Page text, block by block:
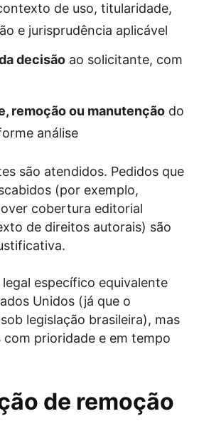
de uso, titularidade,
e jurisprudência aplicável
decisão ao solicitante, com
remoção ou manutenção do
análise
são atendidos. Pedidos que
(por exemplo,
cobertura editorial
de direitos autorais) são
específico equivalente
Unidos (já que o
legislação brasileira), mas
prioridade e em tempo
de remoção